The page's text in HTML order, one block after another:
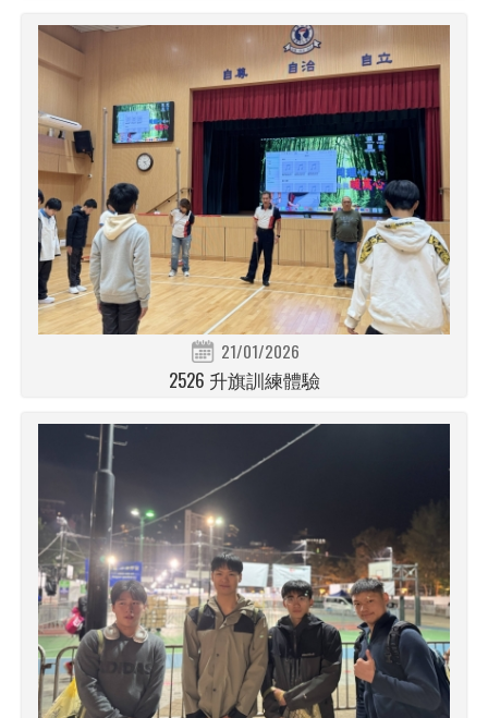
21/01/2026
2526 升旗訓練體驗